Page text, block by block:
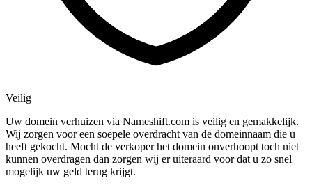
Veilig
Uw domein verhuizen via Nameshift.com is veilig en gemakkelijk.
Wij zorgen voor een soepele overdracht van de domeinnaam die u
heeft gekocht. Mocht de verkoper het domein onverhoopt toch niet
kunnen overdragen dan zorgen wij er uiteraard voor dat u zo snel
mogelijk uw geld terug krijgt.